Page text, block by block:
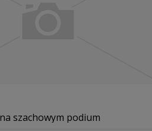
szachowym podium